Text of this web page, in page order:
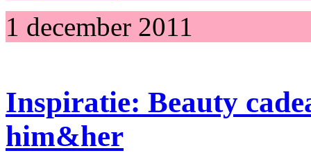
1 december 2011
Inspiratie: Beauty
him&her